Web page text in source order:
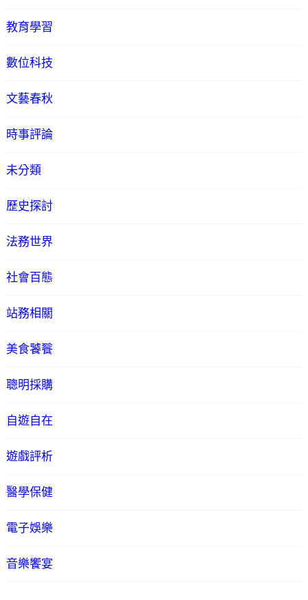
教育學習
數位科技
文藝春秋
時事評論
未分類
歷史探討
法務世界
社會百態
站務相關
美食饕餮
聰明採購
自遊自在
遊戲評析
醫學保健
電子娛樂
音樂饗宴